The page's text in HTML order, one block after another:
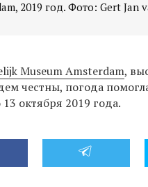
Museum Amsterdam,
честны, погода
октября 2019 года.